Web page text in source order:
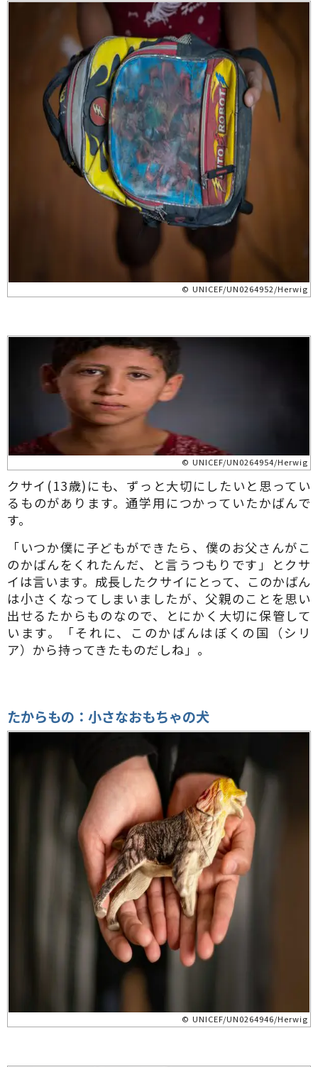
© UNICEF/UN0264952/Herwig
© UNICEF/UN0264954/Herwig
クサイ(13歳)にも、ずっと大切にしたいと思ってい
るものがあります。通学用につかっていたかばんで
す。
「いつか僕に子どもができたら、僕のお父さんがこ
のかばんをくれたんだ、と言うつもりです」とクサ
イは言います。成長したクサイにとって、このかばん
は小さくなってしまいましたが、父親のことを思い
出せるたからものなので、とにかく大切に保管して
います。「それに、このかばんはぼくの国（シリ
ア）から持ってきたものだしね」。
たからもの：小さなおもちゃの犬
© UNICEF/UN0264946/Herwig